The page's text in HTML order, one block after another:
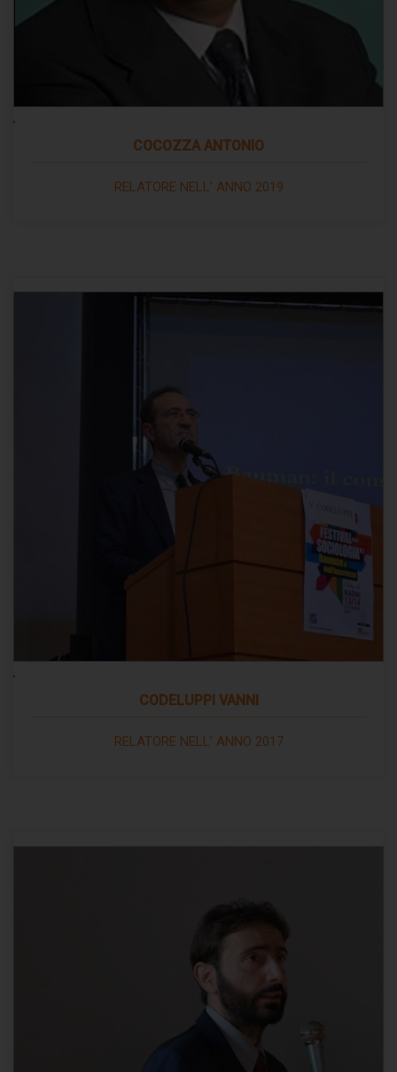
COCOZZA ANTONIO
RELATORE NELL' ANNO 2019
CODELUPPI VANNI
RELATORE NELL' ANNO 2017